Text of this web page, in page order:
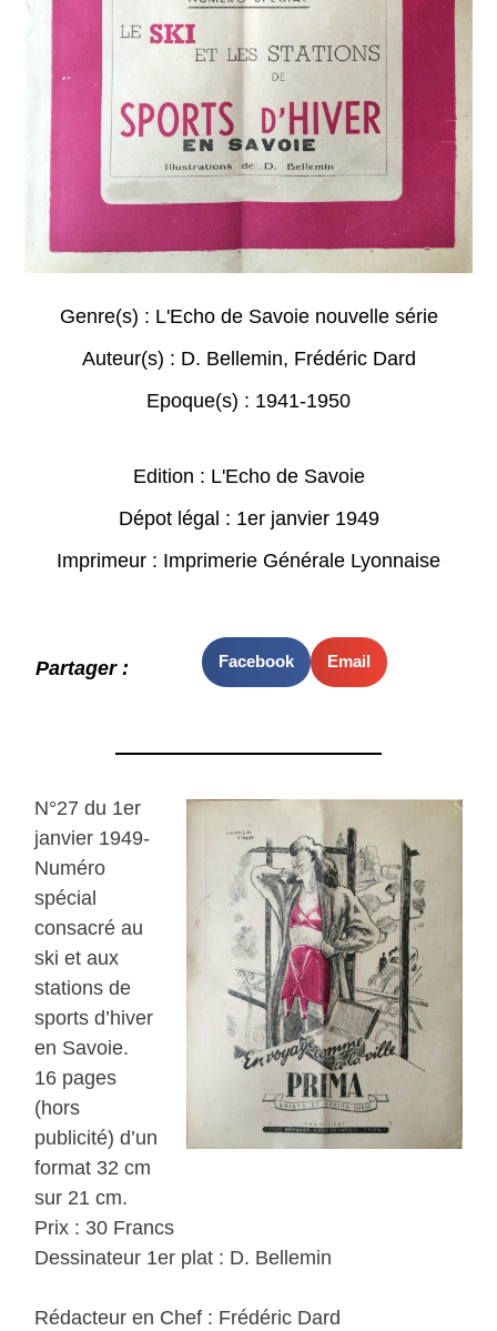
Genre(s) : L'Echo de Savoie nouvelle série
Auteur(s) : D. Bellemin, Frédéric Dard
Epoque(s) : 1941-1950
Edition : L'Echo de Savoie
Dépot légal : 1er janvier 1949
Imprimeur : Imprimerie Générale Lyonnaise
Partager : Facebook Email
N°27 du 1er
janvier 1949-
Numéro
spécial
consacré au
ski et aux
stations de
sports d’hiver
en Savoie.
16 pages
(hors
publicité) d’un
format 32 cm
sur 21 cm.
Prix : 30 Francs
Dessinateur 1er plat : D. Bellemin
Rédacteur en Chef : Frédéric Dard